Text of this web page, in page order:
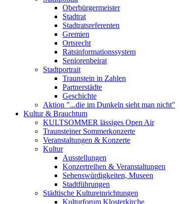
Oberbürgermeister
Stadtrat
Stadtratsreferenten
Gremien
Ortsrecht
Ratsinformationssystem
Seniorenbeirat
Stadtportrait
Traunstein in Zahlen
Partnerstädte
Geschichte
Aktion "...die im Dunkeln sieht man nicht"
Kultur & Brauchtum
KULTSOMMER lässiges Open Air
Traunsteiner Sommerkonzerte
Veranstaltungen & Konzerte
Kultur
Ausstellungen
Konzertreihen & Veranstaltungen
Sehenswürdigkeiten, Museen
Stadtführungen
Städtische Kultureinrichtungen
Kulturforum Klosterkirche